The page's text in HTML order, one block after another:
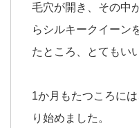
毛穴が開き、その中
らシルキークイーン
たところ、とてもい
1か月もたつころに
り始めました。